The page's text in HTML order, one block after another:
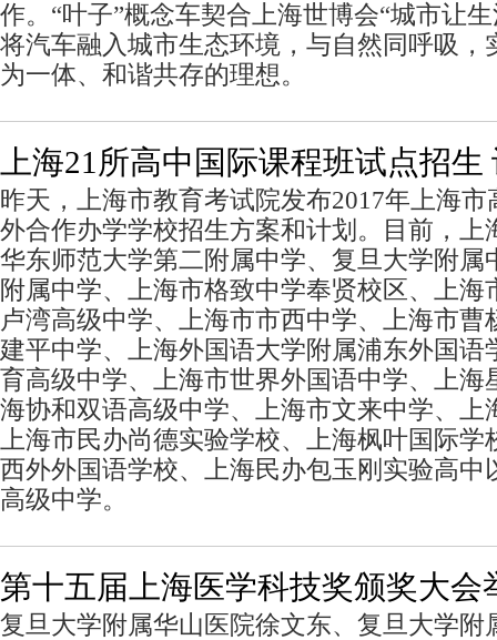
作。“叶子”概念车契合上海世博会“城市让
将汽车融入城市生态环境，与自然同呼吸，
为一体、和谐共存的理想。
上海21所高中国际课程班试点招
昨天，上海市教育考试院发布2017年上海
外合作办学学校招生方案和计划。目前，上
华东师范大学第二附属中学、复旦大学附属
附属中学、上海市格致中学奉贤校区、上海
卢湾高级中学、上海市市西中学、上海市曹
建平中学、上海外国语大学附属浦东外国语
育高级中学、上海市世界外国语中学、上海
海协和双语高级中学、上海市文来中学、上
上海市民办尚德实验学校、上海枫叶国际学
西外外国语学校、上海民办包玉刚实验高中
高级中学。
第十五届上海医学科技奖颁奖大会
复旦大学附属华山医院徐文东、复旦大学附